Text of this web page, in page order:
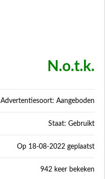
N.o.t.k.
Advertentiesoort: Aangeboden
Staat: Gebruikt
Op 18-08-2022 geplaatst
942 keer bekeken